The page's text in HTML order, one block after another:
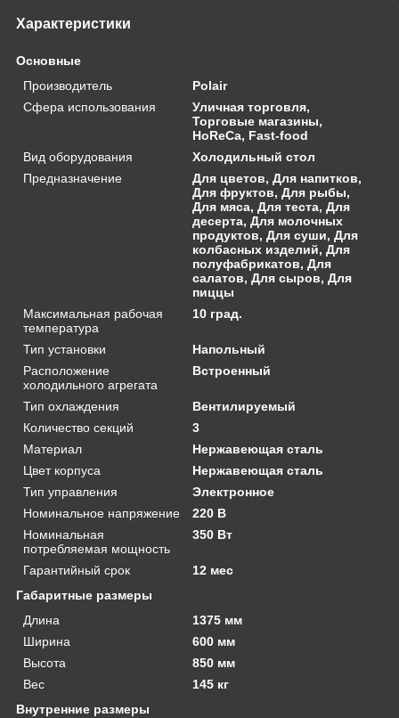
Характеристики
Основные
Производитель
Polair
Сфера использования
Уличная торговля,
Торговые магазины,
HoReCa, Fast-food
Вид оборудования
Холодильный стол
Предназначение
Для цветов, Для напитков,
Для фруктов, Для рыбы,
Для мяса, Для теста, Для
десерта, Для молочных
продуктов, Для суши, Для
колбасных изделий, Для
полуфабрикатов, Для
салатов, Для сыров, Для
пиццы
Максимальная рабочая
температура
10 град.
Тип установки
Напольный
Расположение
холодильного агрегата
Встроенный
Тип охлаждения
Вентилируемый
Количество секций
3
Материал
Нержавеющая сталь
Цвет корпуса
Нержавеющая сталь
Тип управления
Электронное
Номинальное напряжение
220 В
Номинальная
потребляемая мощность
350 Вт
Гарантийный срок
12 мес
Габаритные размеры
Длина
1375 мм
Ширина
600 мм
Высота
850 мм
Вес
145 кг
Внутренние размеры